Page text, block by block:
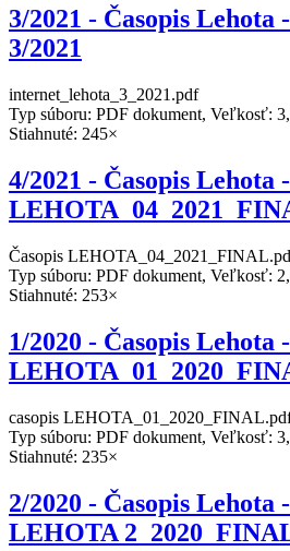
3/2021 - Časopis Lehota
3/2021
internet_lehota_3_2021.pdf
Typ súboru: PDF dokument, Veľkosť:
Stiahnuté: 245×
4/2021 - Časopis Lehota
Časopis
Typ súboru: PDF dokument, Veľkosť:
Stiahnuté: 253×
1/2020 - Časopis Lehota
casopis
Typ súboru: PDF dokument, Veľkosť:
Stiahnuté: 235×
2/2020 - Časopis Lehota
LEHOTA